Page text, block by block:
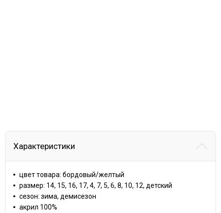
Характеристики
цвет товара: бордовый/желтый
размер: 14, 15, 16, 17, 4, 7, 5, 6, 8, 10, 12, детский
сезон: зима, демисезон
акрил 100%